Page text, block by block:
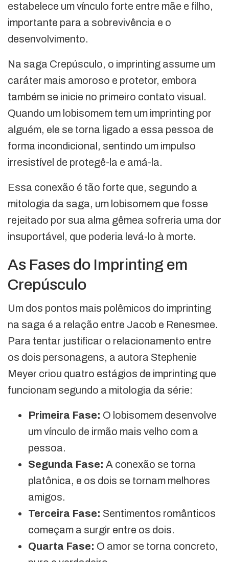
estabelece um vínculo forte entre mãe e filho,
importante para a sobrevivência e o
desenvolvimento.
Na saga Crepúsculo, o imprinting assume um
caráter mais amoroso e protetor, embora
também se inicie no primeiro contato visual.
Quando um lobisomem tem um imprinting por
alguém, ele se torna ligado a essa pessoa de
forma incondicional, sentindo um impulso
irresistível de protegê-la e amá-la.
Essa conexão é tão forte que, segundo a
mitologia da saga, um lobisomem que fosse
rejeitado por sua alma gêmea sofreria uma dor
insuportável, que poderia levá-lo à morte.
As Fases do Imprinting em
Crepúsculo
Um dos pontos mais polêmicos do imprinting
na saga é a relação entre Jacob e Renesmee.
Para tentar justificar o relacionamento entre
os dois personagens, a autora Stephenie
Meyer criou quatro estágios de imprinting que
funcionam segundo a mitologia da série:
Primeira Fase: O lobisomem desenvolve
um vínculo de irmão mais velho com a
pessoa.
Segunda Fase: A conexão se torna
platônica, e os dois se tornam melhores
amigos.
Terceira Fase: Sentimentos românticos
começam a surgir entre os dois.
Quarta Fase: O amor se torna concreto,